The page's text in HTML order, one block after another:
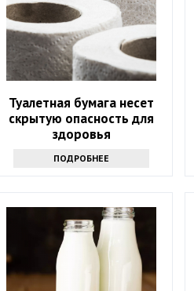
Туалетная бумага несет
скрытую опасность для
здоровья
ПОДРОБНЕЕ